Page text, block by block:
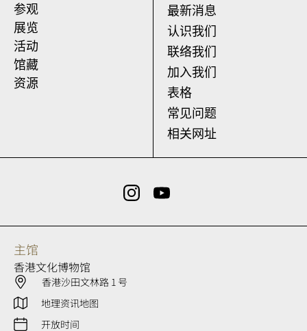
参观
展览
活动
馆藏
资源
最新消息
认识我们
联络我们
加入我们
表格
常见问题
相关网址
主馆
香港文化博物馆
香港沙田文林路 1 号
地理资讯地图
开放时间